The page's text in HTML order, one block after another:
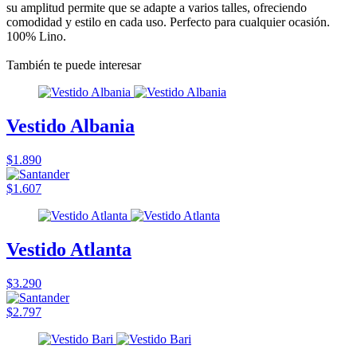
su amplitud permite que se adapte a varios talles, ofreciendo
comodidad y estilo en cada uso. Perfecto para cualquier ocasión.
100% Lino.
También te puede interesar
Vestido Albania
$1.890
$1.607
Vestido Atlanta
$3.290
$2.797